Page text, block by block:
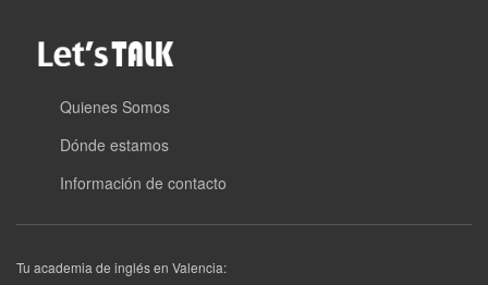
Quienes Somos
Dónde estamos
Información de contacto
Tu academia de inglés en Valencia: